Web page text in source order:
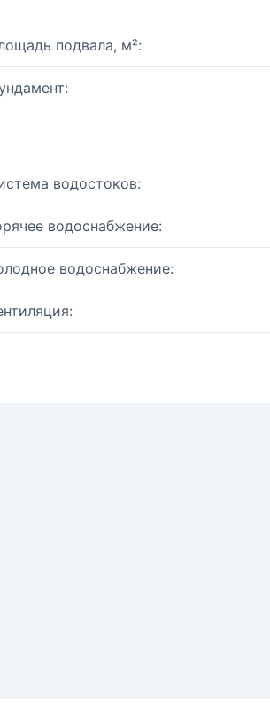
подвала, м²:
водостоков:
водоснабжение:
водоснабжение: